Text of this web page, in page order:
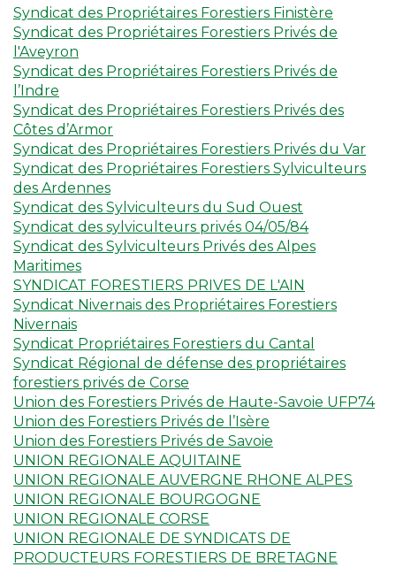
Syndicat des Propriétaires Forestiers Finistère
Syndicat des Propriétaires Forestiers Privés de
l'Aveyron
Syndicat des Propriétaires Forestiers Privés de
l’Indre
Syndicat des Propriétaires Forestiers Privés des
Côtes d’Armor
Syndicat des Propriétaires Forestiers Privés du Var
Syndicat des Propriétaires Forestiers Sylviculteurs
des Ardennes
Syndicat des Sylviculteurs du Sud Ouest
Syndicat des sylviculteurs privés 04/05/84
Syndicat des Sylviculteurs Privés des Alpes
Maritimes
SYNDICAT FORESTIERS PRIVES DE L'AIN
Syndicat Nivernais des Propriétaires Forestiers
Nivernais
Syndicat Propriétaires Forestiers du Cantal
Syndicat Régional de défense des propriétaires
forestiers privés de Corse
Union des Forestiers Privés de Haute-Savoie UFP74
Union des Forestiers Privés de l’Isère
Union des Forestiers Privés de Savoie
UNION REGIONALE AQUITAINE
UNION REGIONALE AUVERGNE RHONE ALPES
UNION REGIONALE BOURGOGNE
UNION REGIONALE CORSE
UNION REGIONALE DE SYNDICATS DE
PRODUCTEURS FORESTIERS DE BRETAGNE